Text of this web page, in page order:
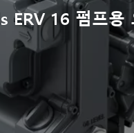
ERV 16 펌프용